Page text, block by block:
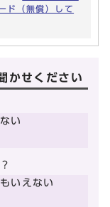
（無償）して
かせください
い
いえない